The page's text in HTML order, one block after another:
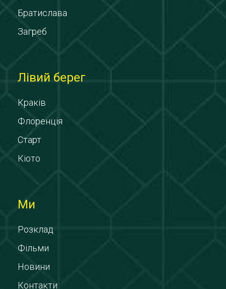
Братислава
Загреб
Лівий берег
Краків
Флоренція
Старт
Кіото
Ми
Розклад
Фільми
Новини
Контакти